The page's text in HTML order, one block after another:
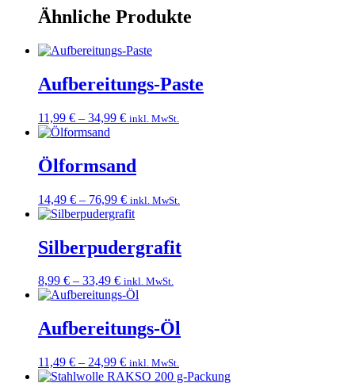
Ähnliche Produkte
Aufbereitungs-Paste
11,99 € – 34,99 €Preisspanne:
34,99 €
inkl. MwSt.
Ölformsand
14,49 € – 76,99 €Preisspanne:
14,49 €
76,99 €
inkl. MwSt.
Silberpudergrafit
8,99 € – 33,49 €Preisspanne:
8,99 €
33,49 €
inkl. MwSt.
Aufbereitungs-Öl
11,49 € – 24,99 €Preisspanne:
11,49 €
inkl. MwSt.